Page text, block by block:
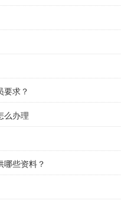
要求？
么办理
哪些资料？